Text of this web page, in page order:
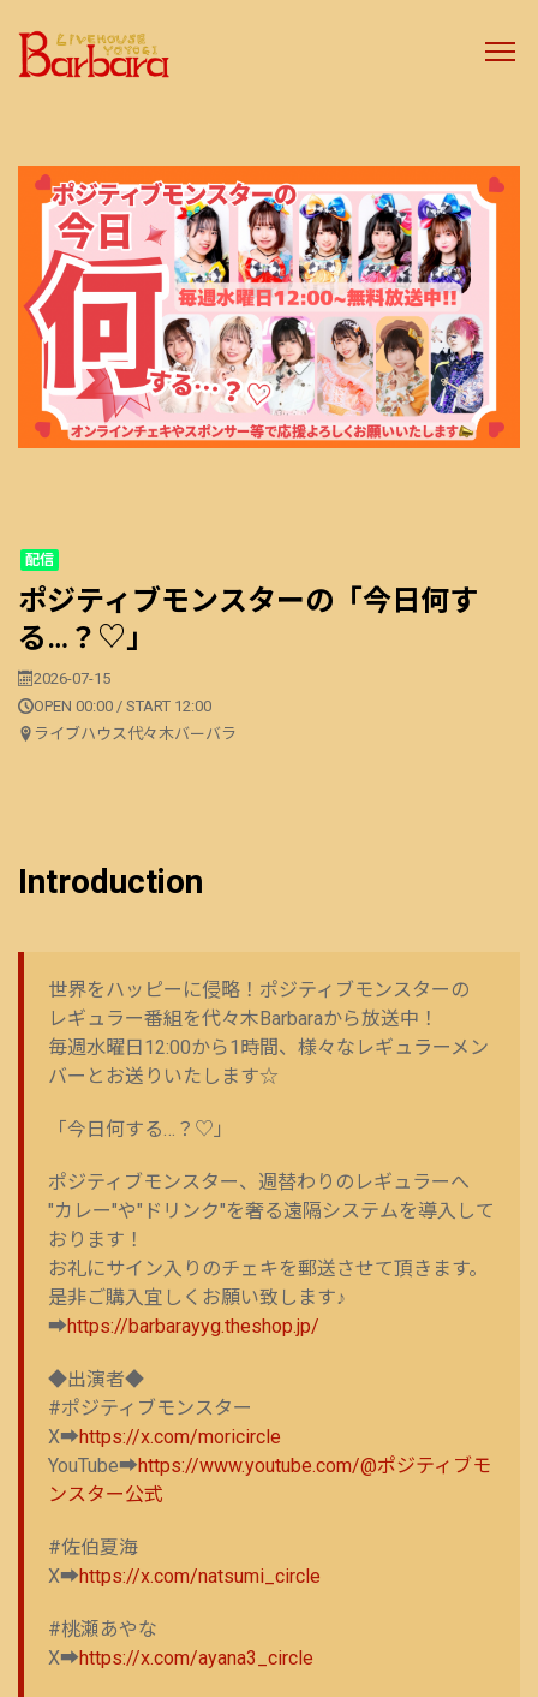
配信
ポジティブモンスターの「今日何す
る…？♡」
2026-07-15
OPEN 00:00 / START 12:00
ライブハウス代々木バーバラ
Introduction
世界をハッピーに侵略！ポジティブモンスターの
レギュラー番組を代々木Barbaraから放送中！
毎週水曜日12:00から1時間、様々なレギュラーメン
バーとお送りいたします☆
「今日何する…？♡」
ポジティブモンスター、週替わりのレギュラーへ
"カレー"や"ドリンク"を奢る遠隔システムを導入して
おります！
お礼にサイン入りのチェキを郵送させて頂きます。
是非ご購入宜しくお願い致します♪
➡https://barbarayyg.theshop.jp/
◆出演者◆
#ポジティブモンスター
X➡https://x.com/moricircle
YouTube➡https://www.youtube.com/@ポジティブモ
ンスター公式
#佐伯夏海
X➡https://x.com/natsumi_circle
#桃瀬あやな
X➡https://x.com/ayana3_circle